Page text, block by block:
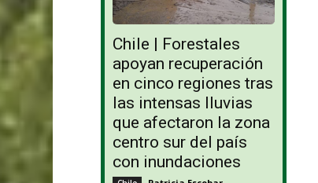
Chile | Forestales
apoyan recuperación
en cinco regiones tras
las intensas lluvias
que afectaron la zona
centro sur del país
con inundaciones